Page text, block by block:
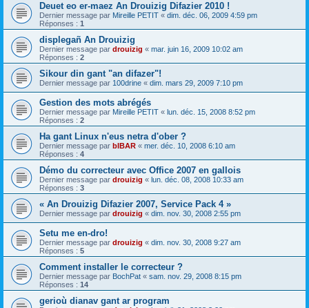
Deuet eo er-maez An Drouizig Difazier 2010 !
Dernier message par Mireille PETIT « dim. déc. 06, 2009 4:59 pm
Réponses : 1
displegañ An Drouizig
Dernier message par drouizig « mar. juin 16, 2009 10:02 am
Réponses : 2
Sikour din gant "an difazer"!
Dernier message par 100drine « dim. mars 29, 2009 7:10 pm
Gestion des mots abrégés
Dernier message par Mireille PETIT « lun. déc. 15, 2008 8:52 pm
Réponses : 2
Ha gant Linux n'eus netra d'ober ?
Dernier message par bIBAR « mer. déc. 10, 2008 6:10 am
Réponses : 4
Démo du correcteur avec Office 2007 en gallois
Dernier message par drouizig « lun. déc. 08, 2008 10:33 am
Réponses : 3
« An Drouizig Difazier 2007, Service Pack 4 »
Dernier message par drouizig « dim. nov. 30, 2008 2:55 pm
Setu me en-dro!
Dernier message par drouizig « dim. nov. 30, 2008 9:27 am
Réponses : 5
Comment installer le correcteur ?
Dernier message par BochPat « sam. nov. 29, 2008 8:15 pm
Réponses : 14
gerioù dianav gant ar program